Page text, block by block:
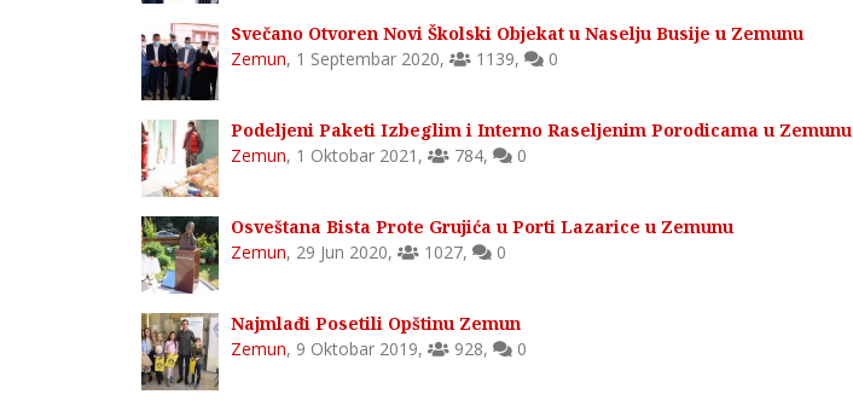
Svečano Otvoren Novi Školski Objekat u Naselju Busije u Zemunu
Zemun, 1 Septembar 2020, 1139, 0
Podeljeni Paketi Izbeglim i Interno Raseljenim Porodicama u Zemunu
Zemun, 1 Oktobar 2021 , 784, 0
Osveštana Bista Prote Grujića u Porti Lazarice u Zemunu
Zemun, 29 Jun 2020, 1027, 0
Najmlađi Posetili Opštinu Zemun
Zemun, 9 Oktobar 2019, 928, 0